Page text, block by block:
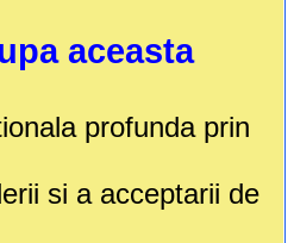
aceasta
profunda prin
si a acceptarii de